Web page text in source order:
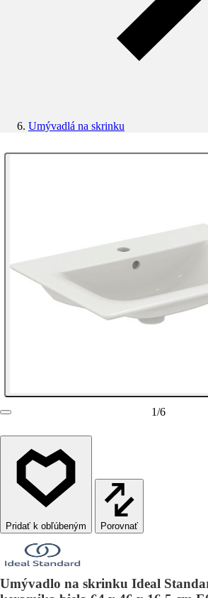
Umývadlá na skrinku
1/6
Porovnať
Umývadlo na skrinku Ideal